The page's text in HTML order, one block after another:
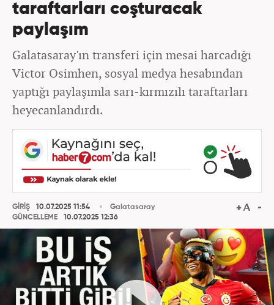
taraftarları coşturacak
paylaşım
Galatasaray'ın transferi için mesai harcadığı
Victor Osimhen, sosyal medya hesabından
yaptığı paylaşımla sarı-kırmızılı taraftarları
heyecanlandırdı.
GİRİŞ
10.07.2025 11:54
GÜNCELLEME
10.07.2025 12:36
Galatasaray